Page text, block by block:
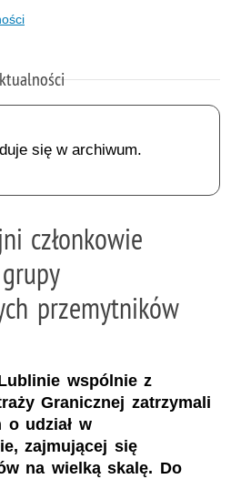
się w archiwum.
członkowie
przemytników
wspólnie z
Granicznej zatrzymali
o udział w
zajmującej się
na wielką skalę. Do